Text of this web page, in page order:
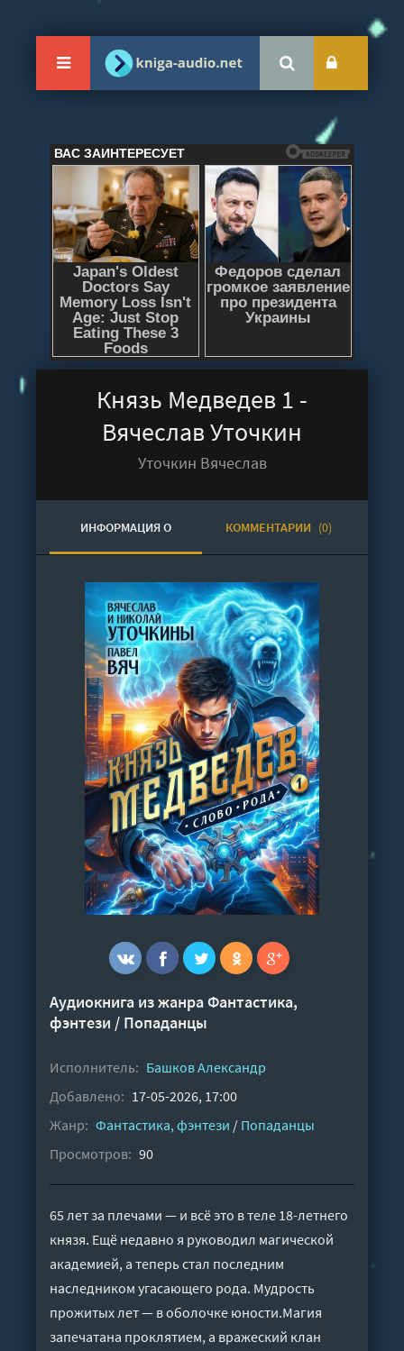
Князь Медведев 1 -
Вячеслав Уточкин
Уточкин Вячеслав
ИНФОРМАЦИЯ О
АУДИОКНИГЕ
КОММЕНТАРИИ (0)
Аудиокнига из жанраФантастика,
фэнтези / Попаданцы
Исполнитель: Башков Александр
Добавлено: 17-05-2026, 17:00
Жанр: Фантастика, фэнтези / Попаданцы
Просмотров: 90
65 лет за плечами — и всё это в теле 18-летнего
князя. Ещё недавно я руководил магической
академией, а теперь стал последним
наследником угасающего рода. Мудрость
прожитых лет — в оболочке юности.Магия
запечатана проклятием, а вражеский клан